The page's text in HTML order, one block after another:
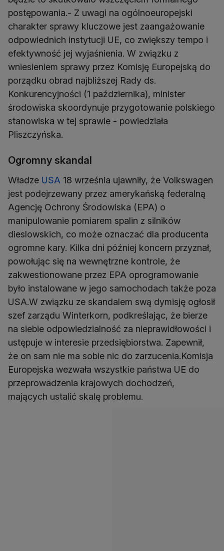
postępowania.- Z uwagi na ogólnoeuropejski
charakter sprawy kluczowe jest zaangażowanie
odpowiednich instytucji UE, co zwiększy tempo i
efektywność jej wyjaśnienia. W związku z
wniesieniem sprawy przez Komisję Europejską do
porządku obrad najbliższej Rady ds.
Konkurencyjności (1 października), minister
środowiska skoordynuje przygotowanie polskiego
stanowiska w tej sprawie - powiedziała
Pliszczyńska.
Ogromny skandal
Władze USA 18 września ujawniły, że Volkswagen
jest podejrzewany przez amerykańską federalną
Agencję Ochrony Środowiska (EPA) o
manipulowanie pomiarem spalin z silników
dieslowskich, co może oznaczać dla producenta
ogromne kary. Kilka dni później koncern przyznał,
powołując się na wewnętrzne kontrole, że
zakwestionowane przez EPA oprogramowanie
było instalowane w jego samochodach także poza
USA.W związku ze skandalem swą dymisję ogłosił
szef zarządu Winterkorn, podkreślając, że bierze
na siebie odpowiedzialność za nieprawidłowości i
ustępuje w interesie przedsiębiorstwa. Zapewnił,
że on sam nie ma sobie nic do zarzucenia.Komisja
Europejska wezwała wszystkie państwa UE do
przeprowadzenia krajowych dochodzeń,
mających ustalić skalę problemu.